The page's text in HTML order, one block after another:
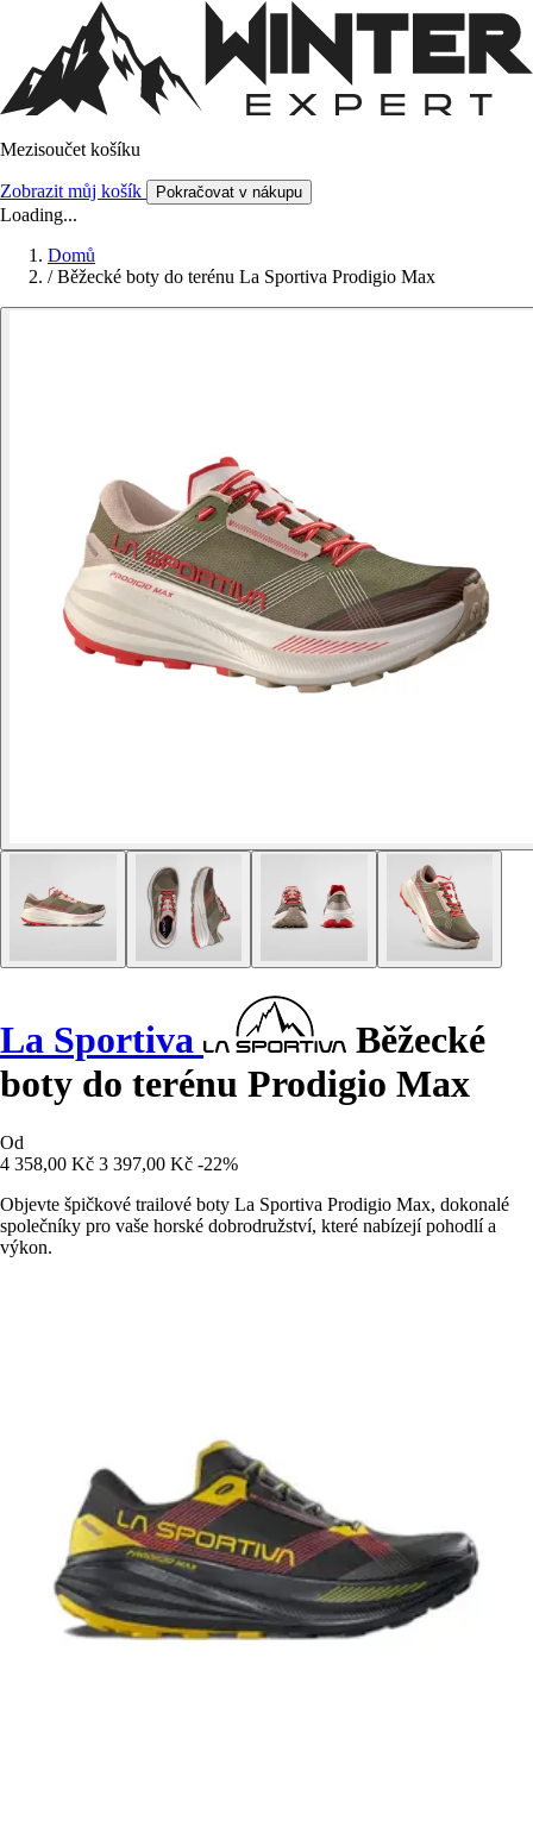
Mezisoučet košíku
Zobrazit můj košík Pokračovat v nákupu
Loading...
Domů
/ Běžecké boty do terénu La Sportiva Prodigio Max
La Sportiva
Běžecké
boty do terénu Prodigio Max
Od
4 358,00 Kč 3 397,00 Kč -22%
Objevte špičkové trailové boty La Sportiva Prodigio Max, dokonalé
společníky pro vaše horské dobrodružství, které nabízejí pohodlí a
výkon.